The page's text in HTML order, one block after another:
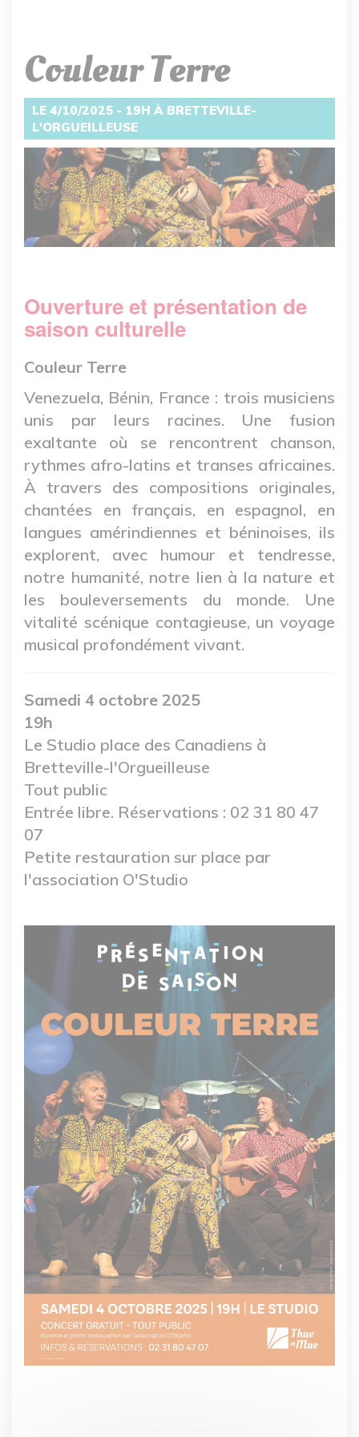
Couleur Terre
LE 4/10/2025 - 19H À BRETTEVILLE-
L'ORGUEILLEUSE
Ouverture et présentation de
saison culturelle
Couleur Terre
Venezuela, Bénin, France : trois musiciens
unis par leurs racines. Une fusion
exaltante où se rencontrent chanson,
rythmes afro-latins et transes africaines.
À travers des compositions originales,
chantées en français, en espagnol, en
langues amérindiennes et béninoises, ils
explorent, avec humour et tendresse,
notre humanité, notre lien à la nature et
les bouleversements du monde. Une
vitalité scénique contagieuse, un voyage
musical profondément vivant.
Samedi 4 octobre 2025
19h
Le Studio place des Canadiens à
Bretteville-l'Orgueilleuse
Tout public
Entrée libre. Réservations : 02 31 80 47
07
Petite restauration sur place par
l'association O'Studio